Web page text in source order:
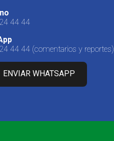
44 44
44 44 (comentarios y reportes)
ENVIAR WHATSAPP